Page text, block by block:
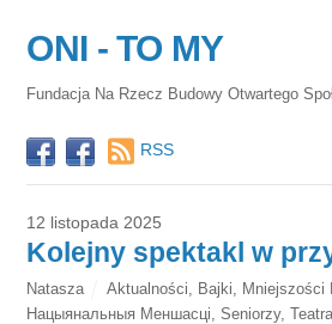
ONI - TO MY
Fundacja Na Rzecz Budowy Otwartego
RSS
12 listopada 2025
Kolejny spektakl w
Natasza Aktualności Bajki
Mniejszości
Нацыянальныя Меншасці ,Seniorzy,